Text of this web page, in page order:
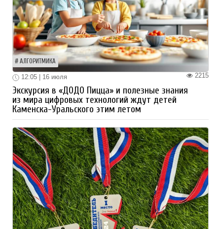
АЛГОРИТМИКА
2215
12:05 | 16 июля
Экскурсия в «ДОДО Пицца» и полезные знания
из мира цифровых технологий ждут детей
Каменска-Уральского этим летом